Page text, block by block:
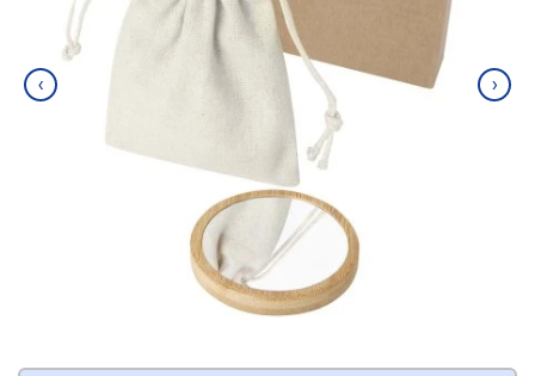
‹ ›